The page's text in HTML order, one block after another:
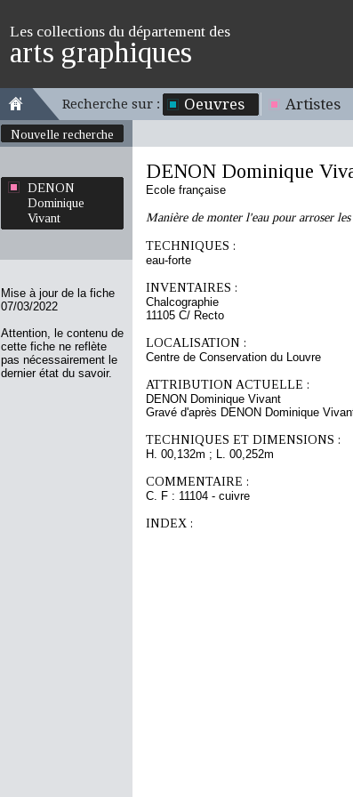
Les collections du département des
arts graphiques
Recherche sur : Oeuvres Artistes
Nouvelle recherche
DENON
Dominique
Vivant
Mise à jour de la fiche
07/03/2022
Attention, le contenu de
cette fiche ne reflète
pas nécessairement le
dernier état du savoir.
DENON Dominique
Ecole française
Manière de monter l'eau pour arroser les
TECHNIQUES :
eau-forte
INVENTAIRES :
Chalcographie
11105 C/ Recto
LOCALISATION :
Centre de Conservation du Louvre
ATTRIBUTION ACTUELLE :
DENON Dominique Vivant
Gravé d'après DENON Dominique
TECHNIQUES ET DIMENSIONS :
H. 00,132m ; L. 00,252m
COMMENTAIRE :
C. F : 11104 - cuivre
INDEX :